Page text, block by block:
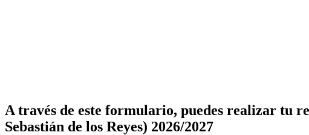
A través de este formulario, puedes realizar tu
Sebastián de los Reyes) 2026/2027